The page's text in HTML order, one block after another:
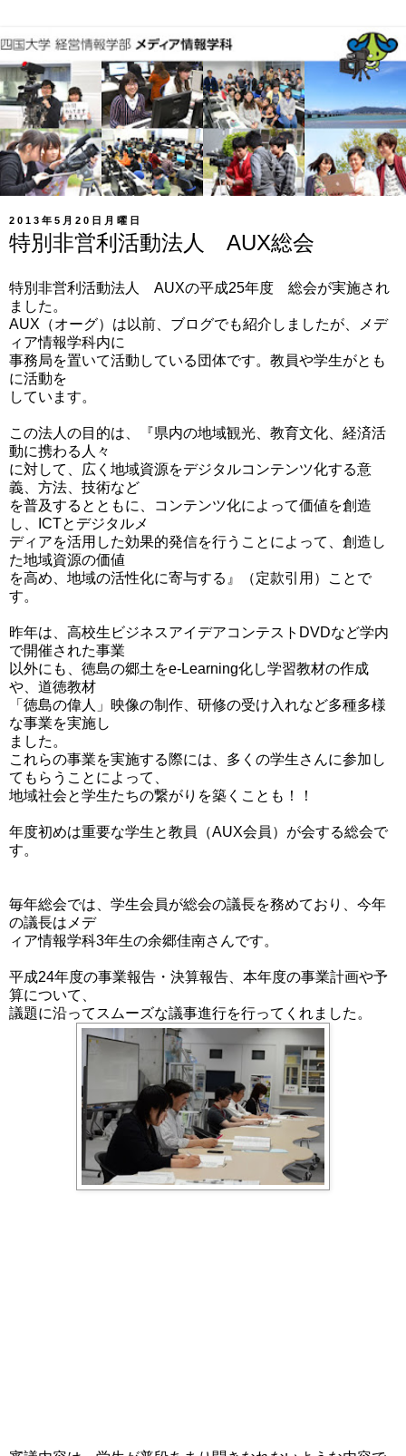
2013年5月20日月曜日
特別非営利活動法人 AUX総会
特別非営利活動法人 AUXの平成25年度 総会が実施され
ました。
AUX（オーグ）は以前、ブログでも紹介しましたが、メデ
ィア情報学科内に
事務局を置いて活動している団体です。教員や学生がとも
に活動を
しています。
この法人の目的は、『県内の地域観光、教育文化、経済活
動に携わる人々
に対して、広く地域資源をデジタルコンテンツ化する意
義、方法、技術など
を普及するとともに、コンテンツ化によって価値を創造
し、ICTとデジタルメ
ディアを活用した効果的発信を行うことによって、創造し
た地域資源の価値
を高め、地域の活性化に寄与する』（定款引用）ことで
す。
昨年は、高校生ビジネスアイデアコンテストDVDなど学内
で開催された事業
以外にも、徳島の郷土をe-Learning化し学習教材の作成
や、道徳教材
「徳島の偉人」映像の制作、研修の受け入れなど多種多様
な事業を実施し
ました。
これらの事業を実施する際には、多くの学生さんに参加し
てもらうことによって、
地域社会と学生たちの繋がりを築くことも！！
年度初めは重要な学生と教員（AUX会員）が会する総会で
す。
毎年総会では、学生会員が総会の議長を務めており、今年
の議長はメデ
ィア情報学科3年生の余郷佳南さんです。
平成24年度の事業報告・決算報告、本年度の事業計画や予
算について、
議題に沿ってスムーズな議事進行を行ってくれました。